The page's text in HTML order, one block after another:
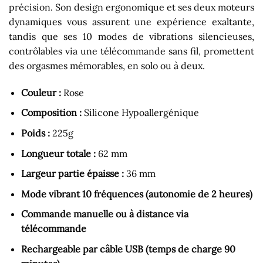
précision. Son design ergonomique et ses deux moteurs
dynamiques vous assurent une expérience exaltante,
tandis que ses 10 modes de vibrations silencieuses,
contrôlables via une télécommande sans fil, promettent
des orgasmes mémorables, en solo ou à deux.
Couleur :Rose
Composition :Silicone Hypoallergénique
Poids :225g
Longueur totale :62 mm
Largeur partie épaisse : 36 mm
Mode vibrant 10 fréquences (autonomie de 2 heures)
Commande manuelle ou à distance via
télécommande
Rechargeable par câble USB (temps de charge 90